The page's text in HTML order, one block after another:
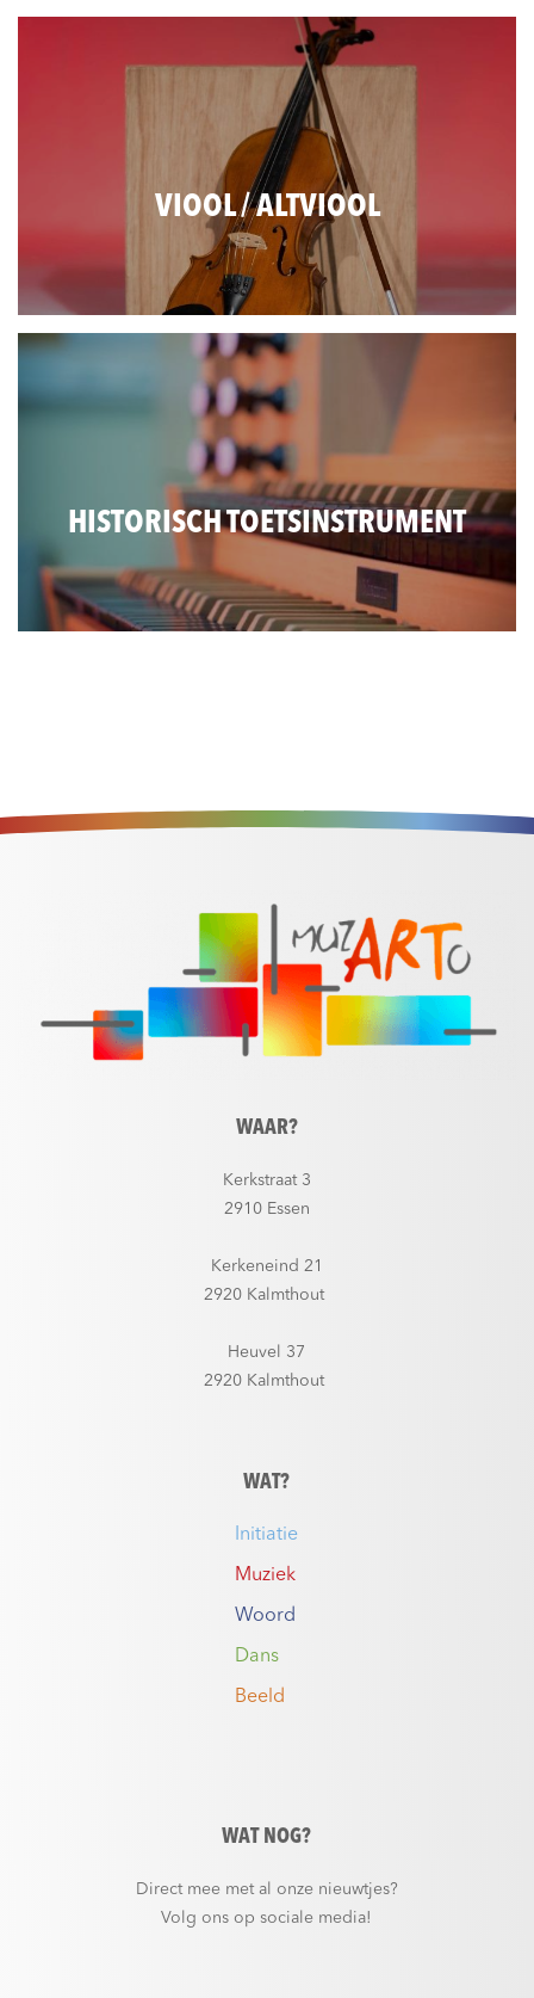
VIOOL / ALTVIOOL
HISTORISCH TOETSINSTRUMENT
WAAR?
Kerkstraat 3
2910 Essen
Kerkeneind 21
2920 Kalmthout
Heuvel 37
2920 Kalmthout
WAT?
Initiatie
Muziek
Woord
Dans
Beeld
WAT NOG?
Direct mee met al onze nieuwtjes?
Volg ons op sociale media!